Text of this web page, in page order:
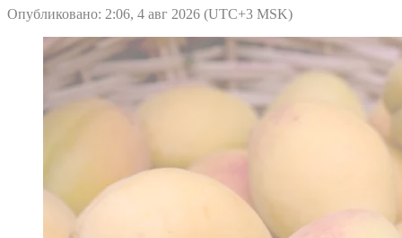
Опубликовано: 2:06, 4 авг 2026 (UTC+3 MSK)